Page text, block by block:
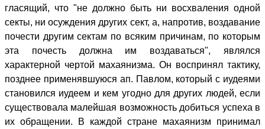
гласящий, что "не должно быть ни восхваления одной
секты, ни осуждения других сект, а, напротив, воздавание
почести другим сектам по всяким причинам, по которым
эта почесть должна им воздаваться", являлся
характерной чертой махаянизма. Он воспринял тактику,
позднее применявшуюся ап. Павлом, который с иудеями
становился иудеем и кем угодно для других людей, если
существовала малейшая возможность добиться успеха в
их обращении. В каждой стране махаянизм принимал